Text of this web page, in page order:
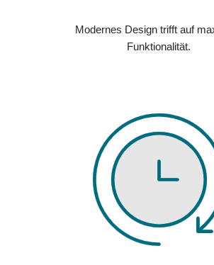
Modernes Design trifft auf
Funktionalität.